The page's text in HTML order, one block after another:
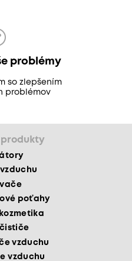
problémy
so zlepšením
problémov
produkty
poťahy
čističe
vzduchu
vzduchu